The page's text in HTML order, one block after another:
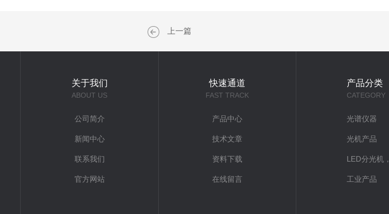
上一篇
关于我们
ABOUT US
公司简介
新闻中心
联系我们
官方网站
快速通道
FAST TRACK
产品中心
技术文章
资料下载
在线留言
产品分类
CATEGORY
光谱仪器
光机产品
LED分光机
工业产品